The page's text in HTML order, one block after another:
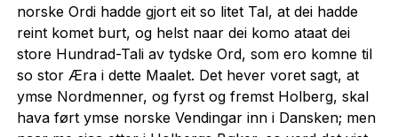
norske Ordi hadde gjort eit so litet Tal, at dei hadde
reint komet burt, og helst naar dei komo ataat dei
store Hundrad-Tali av tydske Ord, som ero komne til
so stor Æra i dette Maalet. Det hever voret sagt, at
ymse Nordmenner, og fyrst og fremst Holberg, skal
hava ført ymse norske Vendingar inn i Dansken; men